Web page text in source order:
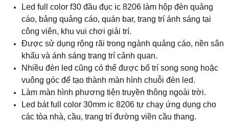
Led full color f30 đầu đục ic 8206 làm hộp đèn quảng
cáo, bảng quảng cáo, quán bar, trang trí ánh sáng tại
công viên, khu vui chơi giải trí.
Được sử dụng rộng rãi trong ngành quảng cáo, nền sân
khấu và ánh sáng trang trí cảnh quan.
Nhiều đèn led cũng có thể được bố trí song song hoặc
vuông góc để tạo thành màn hình chuỗi đèn led.
Làm màn hình phương tiện truyền thông ngoài trời.
Led bát full color 30mm ic 8206 tự chạy ứng dụng cho
các tòa nhà, cầu, trang trí đường viền cầu thang.